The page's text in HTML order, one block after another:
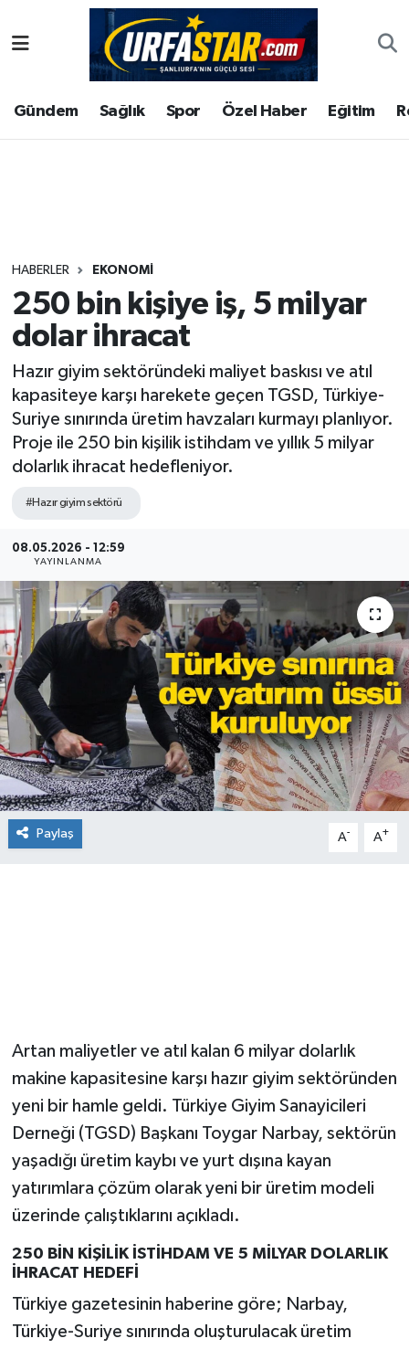
Gündem Sağlık Spor Özel Haber Eğitim
HABERLER EKONOMI
250 bin kişiye iş, 5 milyar
dolar ihracat
Hazır giyim sektöründeki maliyet baskısı ve atıl
kapasiteye karşı harekete geçen TGSD, Türkiye-
Suriye sınırında üretim havzaları kurmayı planlıyor.
Proje ile 250 bin kişilik istihdam ve yıllık 5 milyar
dolarlık ihracat hedefleniyor.
#Hazır giyim sektörü
08.05.2026 - 12:59
YAYINLANMA
Paylaş A- A+
Artan maliyetler ve atıl kalan 6 milyar dolarlık
makine kapasitesine karşı hazır giyim sektöründen
yeni bir hamle geldi. Türkiye Giyim Sanayicileri
Derneği (TGSD) Başkanı Toygar Narbay, sektörün
yaşadığı üretim kaybı ve yurt dışına kayan
yatırımlara çözüm olarak yeni bir üretim modeli
üzerinde çalıştıklarını açıkladı.
250 BİN KİŞİLİK İSTİHDAM VE 5 MİLYAR DOLARLIK
İHRACAT HEDEFİ
Türkiye gazetesinin haberine göre; Narbay,
Türkiye-Suriye sınırında oluşturulacak üretim
ASAYİS
ÇEVRE
Gündem
Kültür
Magazin
Şanlıurfa Nöbetçi Eczaneler
Şanlıurfa Hava Durumu
Tüm Manşetler
Son Dakika Haberleri
Haber Arşivi